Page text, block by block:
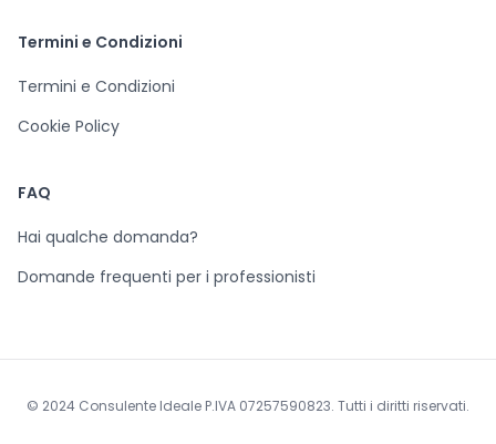
Termini e Condizioni
Termini e Condizioni
Cookie Policy
FAQ
Hai qualche domanda?
Domande frequenti per i professionisti
© 2024 Consulente Ideale P.IVA 07257590823. Tutti i diritti riservati.